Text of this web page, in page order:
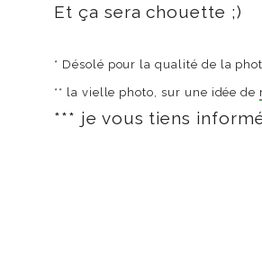
Et ça sera chouette ;)
* Désolé pour la qualité de la
** la vielle photo, sur une idée de
*** je vous tiens